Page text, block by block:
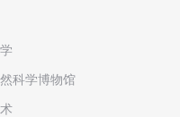
科学博物馆